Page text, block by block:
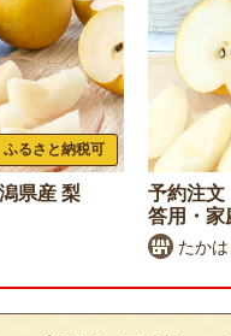
ふるさと納税可
県産 梨
予約注文
答用・家
たか